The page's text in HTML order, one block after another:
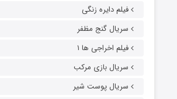
فیلم دایره زنگی
سریال گنج مظفر
فیلم اخراجی ها ۱
سریال بازی مرکب
سریال پوست شیر